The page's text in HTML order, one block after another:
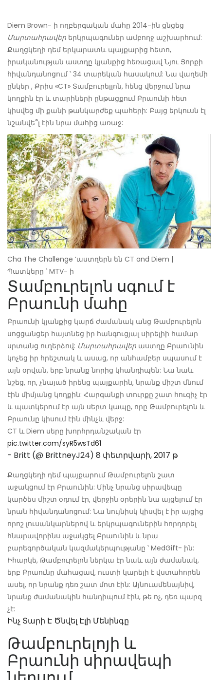
Diem Brown- ի ողբերգական մահը 2014-ին ցնցեց
Մարտահրավեր երկրպագուներ ամբողջ աշխարհում:
Քաղցկեղի դեմ երկարատև պայքարից հետո,
իրականության աստղը կյանքից հեռացավ Նյու Յորքի
հիվանդանոցում ՝ 34 տարեկան հասակում: Նա վաղեմի
ընկեր , Քրիս «CT» Տամբուրելլոն, հենց վերջում նրա
կողքին էր և տարիների ընթացքում Բրաունի հետ
կիսվեց մի քանի թանկարժեք պահերի: Բայց երկուսն էլ
նշանվե՞լ էին նրա մահից առաջ:
Cha The Challenge ’աստղերն են CT and Diem |
Պատկերը ՝ MTV- ի
Տամբուրելոն սգում է
Բրաունի մահը
Բրաունի կյանքից կարճ ժամանակ անց Թամբուրելոն
սոցցանցեր հայտնեց իր հանգուցյալ սիրելիի համար
սրտանց ուղերձով: Մարտահրավեր աստղը Բրաունին
կոչեց իր հրեշտակ և ասաց, որ անհամբեր սպասում է
այն օրվան, երբ նրանք նորից կհանդիպեն: Նա նաև
նշեց, որ, չնայած իրենց պայքարին, նրանք միշտ մնում
էին միմյանց կողքին: Հարգանքի տուրքը շատ հուզիչ էր
և պատկերում էր այն սերտ կապը, որը Թամբուրելոն և
Բրաունը կիսում էին մինչև վերջ:
CT և Diem սերը խորհրդանշական էր
pic.twitter.com/syR5wsTd61
- Britt (@ BrittneyJ24) 8 փետրվարի, 2017 թ
Քաղցկեղի դեմ պայքարում Թամբուրելոն շատ
աջակցում էր Բրաունին: Մինչ նրանց սիրավեպը
կարծես միշտ օդում էր, վերջին օրերին նա այցելում էր
նրան հիվանդանոցում: Նա նույնիսկ կիսվել է իր այցից
որոշ լուսանկարներով և երկրպագուներին հորդորել
հնարավորինս աջակցել Բրաունին և նրա
բարեգործական կազմակերպությանը ՝ MedGift- ին:
Իհարկե, Թամբուրելոն ներկա էր նաև այն ժամանակ,
երբ Բրաունը մահացավ, ուստի կարելի է վստահորեն
ասել, որ նրանք դեռ շատ մոտ էին: Այնուամենայնիվ,
նրանք ժամանակին հանդիպում էին, թե ոչ, դեռ պարզ
չէ:
Ինչ Տարի Է Ծնվել Էլի Մենինգը
Թամբուրելոյի և
Բրաունի սիրավեպի